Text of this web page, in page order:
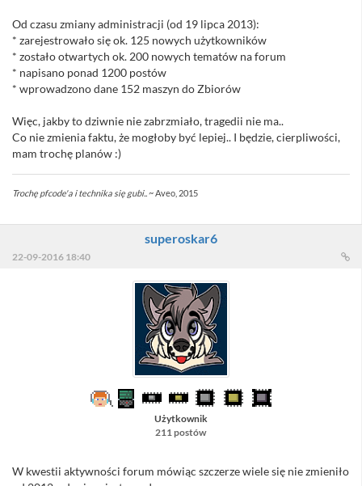
Od czasu zmiany administracji (od 19 lipca 2013):
* zarejestrowało się ok. 125 nowych użytkowników
* zostało otwartych ok. 200 nowych tematów na forum
* napisano ponad 1200 postów
* wprowadzono dane 152 maszyn do Zbiorów
Więc, jakby to dziwnie nie zabrzmiało, tragedii nie ma..
Co nie zmienia faktu, że mogłoby być lepiej.. I będzie, cierpliwości,
mam trochę planów :)
Trochę pfcode'a i technika się gubi..~ Aveo, 2015
superoskar6
22-09-2016 18:40
Użytkownik
211 postów
W kwestii aktywności forum mówiąc szczerze wiele się nie zmieniło